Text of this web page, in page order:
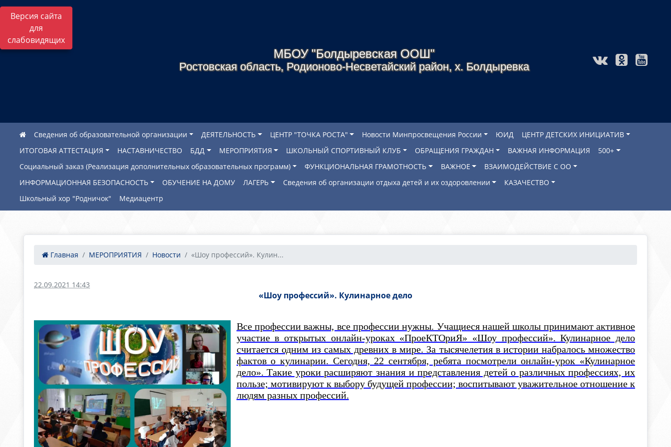
Версия сайта
для
слабовидящих
МБОУ "Болдыревская ООШ"
Ростовская область, Родионово-Несветайский район, х. Болдыревка
Сведения об образовательной организации ДЕЯТЕЛЬНОСТЬ ЦЕНТР "ТОЧКА РОСТА" Новости Минпросвещения России ЮИД
ЦЕНТР ДЕТСКИХ ИНИЦИАТИВ
ИТОГОВАЯ АТТЕСТАЦИЯ
НАСТАВНИЧЕСТВО БДД МЕРОПРИЯТИЯ ШКОЛЬНЫЙ СПОРТИВНЫЙ КЛУБ ОБРАЩЕНИЯ ГРАЖДАН ВАЖНАЯ ИНФОРМАЦИЯ
500+
Социальный заказ (Реализация дополнительных образовательных программ)
ФУНКЦИОНАЛЬНАЯ ГРАМОТНОСТЬ ВАЖНОЕ
ВЗАИМОДЕЙСТВИЕ С ОО
ИНФОРМАЦИОННАЯ БЕЗОПАСНОСТЬ
ОБУЧЕНИЕ НА ДОМУ ЛАГЕРЬ Сведения об организации отдыха детей и их оздоровлении
КАЗАЧЕСТВО
Школьный хор "Родничок"
Медиацентр
Главная МЕРОПРИЯТИЯ Новости «Шоу профессий». Кулин...
22.09.2021 14:43
«Шоу профессий». Кулинарное дело
Все профессии важны, все профессии нужны. Учащиеся нашей школы принимают активное
участие в открытых онлайн-уроках «ПроеКТОриЯ» «Шоу профессий». Кулинарное дело
считается одним из самых древних в мире. За тысячелетия в истории набралось множество
фактов о кулинарии. Сегодня, 22 сентября, ребята посмотрели онлайн-урок «Кулинарное
дело». Такие уроки расширяют знания и представления детей о различных профессиях, их
пользе; мотивируют к выбору будущей профессии; воспитывают уважительное отношение к
людям разных профессий.